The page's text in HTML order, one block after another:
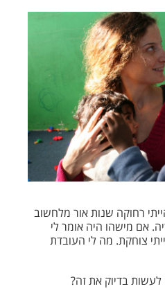
רחוקה שנות אור מלחשוב
אם מישהו היה אומר לי
צוחקת. מה לי העובדת
בדיוק את זה?